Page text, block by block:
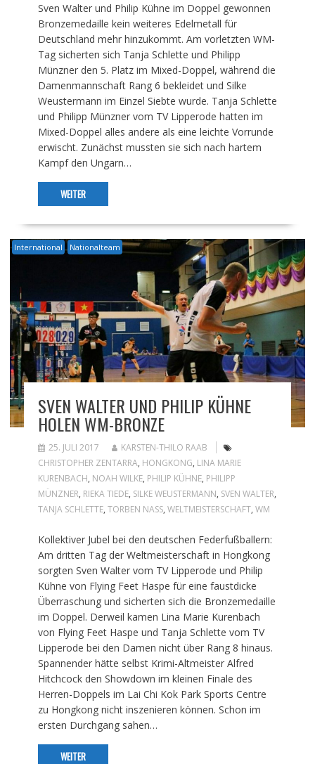
Sven Walter und Philip Kühne im Doppel gewonnen
Bronzemedaille kein weiteres Edelmetall für
Deutschland mehr hinzukommt. Am vorletzten WM-
Tag sicherten sich Tanja Schlette und Philipp
Münzner den 5. Platz im Mixed-Doppel, während die
Damenmannschaft Rang 6 bekleidet und Silke
Weustermann im Einzel Siebte wurde. Tanja Schlette
und Philipp Münzner vom TV Lipperode hatten im
Mixed-Doppel alles andere als eine leichte Vorrunde
erwischt. Zunächst mussten sie sich nach hartem
Kampf den Ungarn…
WEITER
International Nationalteam
SVEN WALTER UND PHILIP KÜHNE
HOLEN WM-BRONZE
25. JULI 2017
KARSTEN-THILO RAAB
CHRISTOPHER ZENTARRA, HONGKONG, LINA MARIE
KURENBACH, NOAH WILKE, PHILIP KÜHNE, PHILIPP
MÜNZNER, RIEKA TIEDE, SILKE WEUSTERMANN, SVEN WALTER,
TANJA SCHLETTE, TORBEN NASS, WELTMEISTERSCHAFT, WM
Kollektiver Jubel bei den deutschen Federfußballern:
Am dritten Tag der Weltmeisterschaft in Hongkong
sorgten Sven Walter vom TV Lipperode und Philip
Kühne von Flying Feet Haspe für eine faustdicke
Überraschung und sicherten sich die Bronzemedaille
im Doppel. Derweil kamen Lina Marie Kurenbach
von Flying Feet Haspe und Tanja Schlette vom TV
Lipperode bei den Damen nicht über Rang 8 hinaus.
Spannender hätte selbst Krimi-Altmeister Alfred
Hitchcock den Showdown im kleinen Finale des
Herren-Doppels im Lai Chi Kok Park Sports Centre
zu Hongkong nicht inszenieren können. Schon im
ersten Durchgang sahen…
WEITER